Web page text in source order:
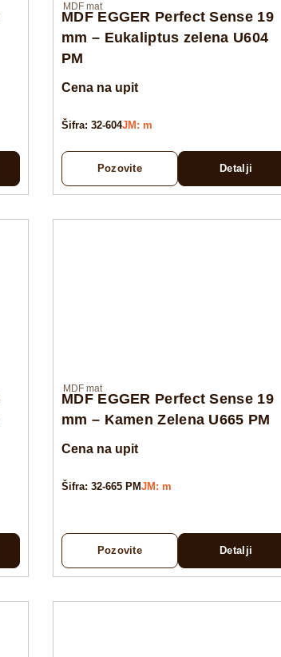
MDF mat
MDF EGGER Perfect Sense 19
mm – Eukaliptus zelena U604
PM
Cena na upit
Šifra: 32-604JM: m
Pozovite Detalji
MDF mat
MDF EGGER Perfect Sense 19
mm – Kamen Zelena U665 PM
Cena na upit
Šifra: 32-665 PMJM: m
Pozovite Detalji